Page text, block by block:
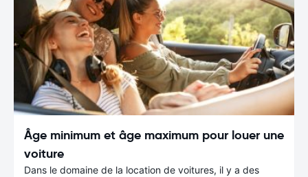
Âge minimum et âge maximum pour louer une
voiture
Dans le domaine de la location de voitures, il y a des